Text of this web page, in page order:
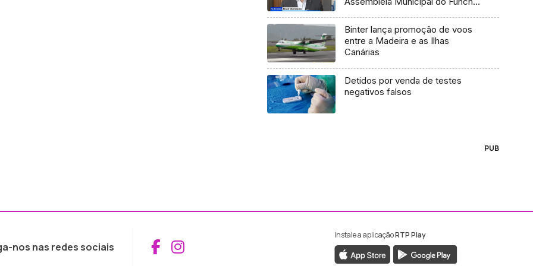
Binter lança promoção de voos
entre a Madeira e as Ilhas
Canárias
Detidos por venda de testes
negativos falsos
PUB
nos nas redes sociais Aceder ao Facebook da RTP Madeira
Aceder ao Instagram da RTP Madeira
Instale a aplicaçãoRTP Play